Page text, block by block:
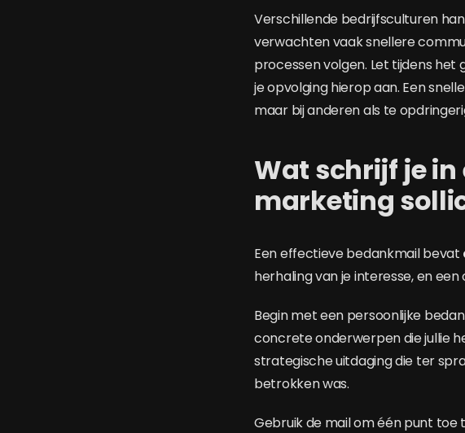
Verschillende bedrijfsculturen
verwachten vaak snellere
processen volgen. Let tijdens
je opvolging hierop aan. Een
maar bij anderen als te
Wat schrijf je
marketing
Een effectieve bedankmail bevat
herhaling van je interesse, en
Begin met een persoonlijke
concrete onderwerpen die jullie
strategische uitdaging die ter
betrokken was.
Gebruik de mail om één punt